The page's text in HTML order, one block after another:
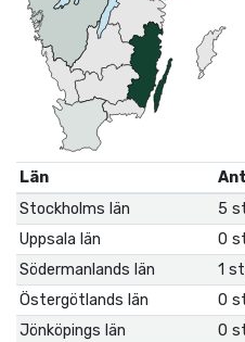
Län
Stockholms län
5
Uppsala län
0
Södermanlands län
1
Östergötlands län
0
Jönköpings län
0